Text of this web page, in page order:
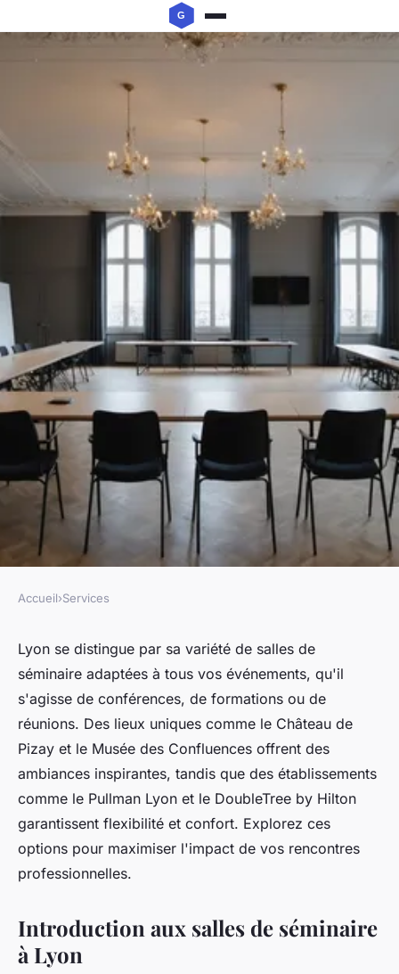
Des salles de séminaire à lyon
pour tous vos événements
Mathis•5 février 2025 •4 min de lecture
Accueil›Services
Lyon se distingue par sa variété de salles de
séminaire adaptées à tous vos événements, qu'il
s'agisse de conférences, de formations ou de
réunions. Des lieux uniques comme le Château de
Pizay et le Musée des Confluences offrent des
ambiances inspirantes, tandis que des établissements
comme le Pullman Lyon et le DoubleTree by Hilton
garantissent flexibilité et confort. Explorez ces
options pour maximiser l'impact de vos rencontres
professionnelles.
Introduction aux salles de séminaire
à Lyon